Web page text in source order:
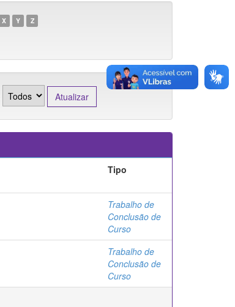
X Y Z
Tipo
Trabalho de
Conclusão de
Curso
Trabalho de
Conclusão de
Curso